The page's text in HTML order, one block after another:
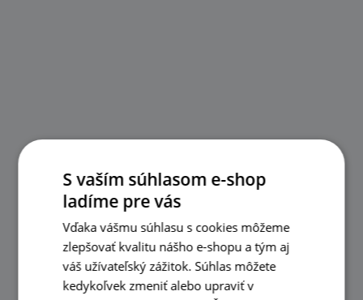
S vaším súhlasom e-shop
ladíme pre vás
Vďaka vášmu súhlasu s cookies môžeme
zlepšovať kvalitu nášho e-shopu a tým aj
váš užívateľský zážitok. Súhlas môžete
kedykoľvek zmeniť alebo upraviť v